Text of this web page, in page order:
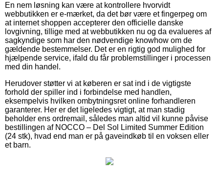
En nem løsning kan være at kontrollere hvorvidt
webbutikken er e-mærket, da det bør være et fingerpeg om
at internet shoppen accepterer den officielle danske
lovgivning, tillige med at webbutikken nu og da evalueres af
sagkyndige som har den nødvendige knowhow om de
gældende bestemmelser. Det er en rigtig god mulighed for
hjælpende service, ifald du får problemstillinger i processen
med din handel.
Herudover støtter vi at køberen er sat ind i de vigtigste
forhold der spiller ind i forbindelse med handlen,
eksempelvis hvilken ombytningsret online forhandleren
garanterer. Her er det ligeledes vigtigt, at man stadig
beholder ens ordremail, således man altid vil kunne påvise
bestillingen af NOCCO – Del Sol Limited Summer Edition
(24 stk), hvad end man er på gaveindkøb til en voksen eller
et barn.